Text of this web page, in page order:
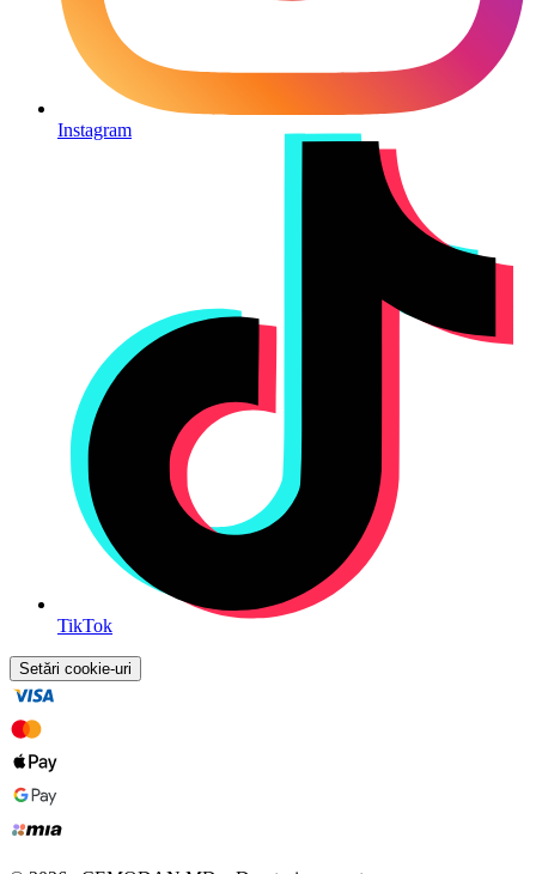
Instagram
TikTok
Setări cookie-uri